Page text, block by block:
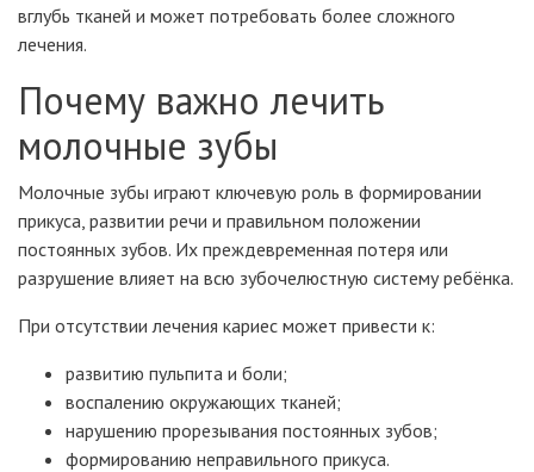
вглубь тканей и может потребовать более сложного
лечения.
Почему важно лечить
молочные зубы
Молочные зубы играют ключевую роль в формировании
прикуса, развитии речи и правильном положении
постоянных зубов. Их преждевременная потеря или
разрушение влияет на всю зубочелюстную систему ребёнка.
При отсутствии лечения кариес может привести к:
развитию пульпита и боли;
воспалению окружающих тканей;
нарушению прорезывания постоянных зубов;
формированию неправильного прикуса.